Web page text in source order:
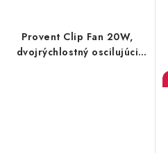
Provent Clip Fan 20W,
dvojrýchlostný oscilujúci